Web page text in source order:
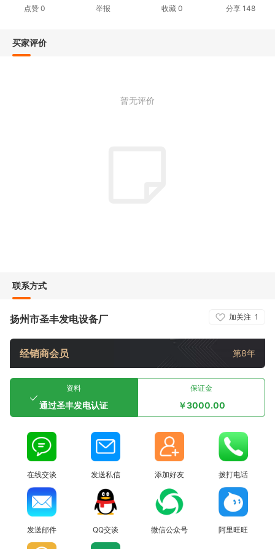
点赞 0 举报 收藏 0 分享 148
买家评价
暂无评价
联系方式
加关注 1
扬州市圣丰发电设备厂
经销商会员 第8年
资料
通过圣丰发电认证
保证金
￥3000.00
在线交谈 发送私信 添加好友 拨打电话
发送邮件 QQ交谈 微信公众号 阿里旺旺